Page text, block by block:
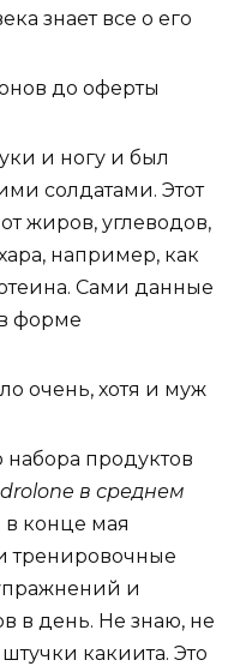
знает все о его
до оферты
и ногу и был
солдатами. Этот
жиров, углеводов,
например, как
Сами данные
форме
очень, хотя и муж
продуктов
в среднем
конце мая
тренировочные
и
в день. Не знаю, не
какиита. Это